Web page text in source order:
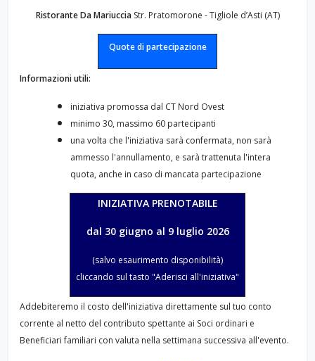
Ristorante Da Mariuccia Str. Pratomorone - Tigliole d’Asti (AT)
Quote di partecipazione
Informazioni utili:
iniziativa promossa dal CT Nord Ovest
minimo 30, massimo 60 partecipanti
una volta che l'iniziativa sarà confermata, non sarà
ammesso l'annullamento, e sarà trattenuta l'intera
quota, anche in caso di mancata partecipazione
INIZIATIVA PRENOTABILE
dal 30 giugno al 9 luglio 2026
(salvo esaurimento disponibilità)
cliccando sul tasto "Aderisci all'iniziativa"
Addebiteremo il costo dell'iniziativa direttamente sul tuo conto
corrente al netto del contributo spettante ai Soci ordinari e
Beneficiari familiari con valuta nella settimana successiva all'evento.